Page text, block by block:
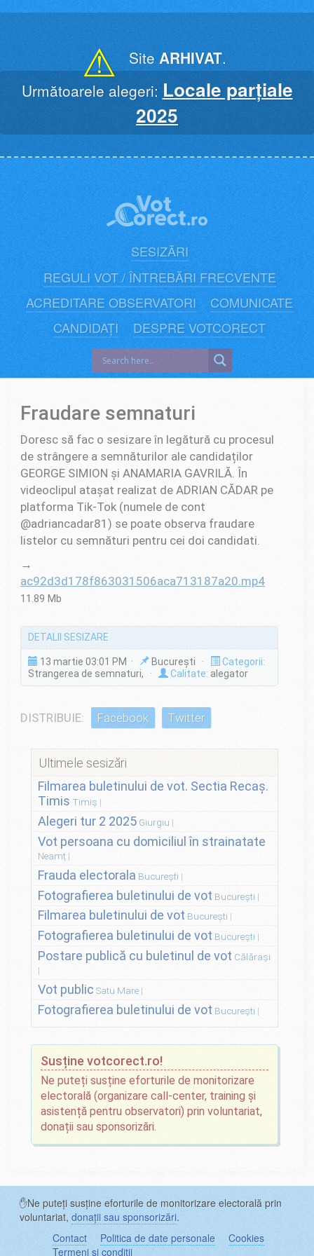
⚠ Site ARHIVAT.
Următoarele alegeri: Locale parțiale
2025
SESIZĂRI
REGULI VOT / ÎNTREBĂRI FRECVENTE
ACREDITARE OBSERVATORI
COMUNICATE
CANDIDAȚI
DESPRE VOTCORECT
Fraudare semnaturi
Doresc să fac o sesizare în legătură cu procesul
de strângere a semnăturilor ale candidaților
GEORGE SIMION și ANAMARIA GAVRILĂ. În
videoclipul atașat realizat de ADRIAN CĂDAR pe
platforma Tik-Tok (numele de cont
@adriancadar81) se poate observa fraudare
listelor cu semnături pentru cei doi candidati.
→
ac92d3d178f863031506aca713187a20.mp4
11.89 Mb
DETALII SESIZARE
13 martie 03:01 PM · București ·
Categorii:
Strangerea de semnaturi,
· Calitate: alegator
DISTRIBUIE: Facebook Twitter
Ultimele sesizări
Filmarea buletinului de vot. Sectia Recaș.
Timis Timiș
Alegeri tur 2 2025 Giurgiu
Vot persoana cu domiciliul în strainatate
Neamț
Frauda electorala București
Fotografierea buletinului de vot București
Filmarea buletinului de vot București
Fotografierea buletinului de vot București
Postare publică cu buletinul de vot Călărași
Vot public Satu Mare
Fotografierea buletinului de vot București
Susține votcorect.ro!
Ne puteți susține eforturile de monitorizare
electorală (organizare call-center, training și
asistență pentru observatori) prin voluntariat,
donații sau sponsorizări.
✋Ne puteți susține eforturile de monitorizare electorală prin
voluntariat, donații sau sponsorizări.
Contact
Politica de date personale
Cookies
Termeni și condiții